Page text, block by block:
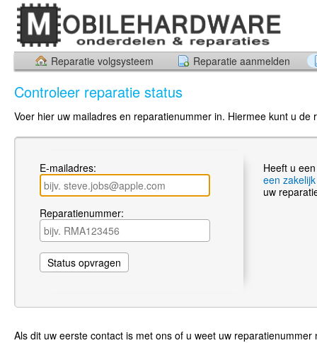
Reparatie volgsysteem Reparatie aanmelden
Controleer reparatie status
Voer hier uw mailadres en reparatienummer in. Hiermee kunt u de
E-mailadres:
Reparatienummer:
Heeft u
een
uw
Als dit uw eerste contact is met ons of u weet uw